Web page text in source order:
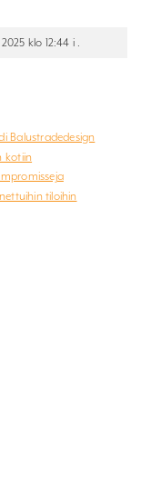
klo 12:44 i .
Balustradedesign
kotiin
tiloihin